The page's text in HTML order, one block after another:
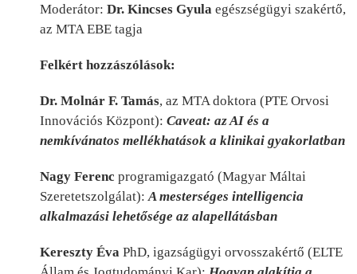
Moderátor: Dr. Kincses Gyula egészségügyi szakértő,
az MTA EBE tagja
Felkért hozzászólások:
Dr. Molnár F. Tamás, az MTA doktora (PTE Orvosi
Innovációs Központ): Caveat: az AI és a
nemkívánatos mellékhatások a klinikai gyakorlatban
Nagy Ferenc programigazgató (Magyar Máltai
Szeretetszolgálat): A mesterséges intelligencia
alkalmazási lehetősége az alapellátásban
Kereszty Éva PhD, igazságügyi orvosszakértő (ELTE